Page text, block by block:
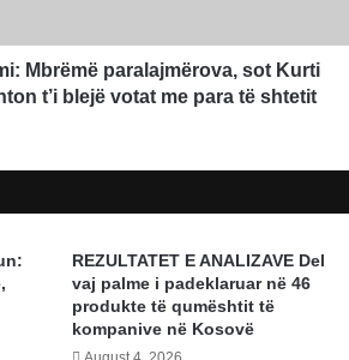
Mbrëmë paralajmërova, sot Kurti
t’i blejë votat me para të shtetit
REZULTATET E ANALIZAVE Del
vaj palme i padeklaruar në 46
produkte të qumështit të
kompanive në Kosovë